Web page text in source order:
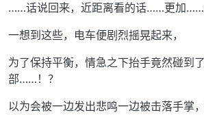
……话说回来，近距离看的话……更加……
一想到这些，电车便剧烈摇晃起来，
为了保持平衡，情急之下抬手竟然碰到
部……！？
以为会被一边发出悲鸣一边被击落手掌